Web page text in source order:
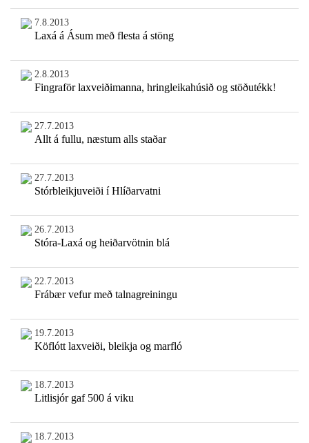
7.8.2013
Laxá á Ásum með flesta á stöng
2.8.2013
Fingraför laxveiðimanna, hringleikahúsið og stöðutékk!
27.7.2013
Allt á fullu, næstum alls staðar
27.7.2013
Stórbleikjuveiði í Hlíðarvatni
26.7.2013
Stóra-Laxá og heiðarvötnin blá
22.7.2013
Frábær vefur með talnagreiningu
19.7.2013
Köflótt laxveiði, bleikja og marfló
18.7.2013
Litlisjór gaf 500 á viku
18.7.2013